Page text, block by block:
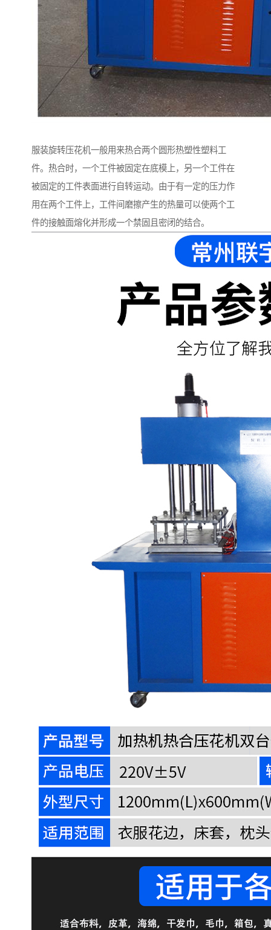
服装旋转压花机一般用来热合两个圆形热塑性塑料工
件。热合时，一个工件被固定在底模上，另一个工件在
被固定的工件表面进行自转运动。由于有一定的压力作
用在两个工件上，工件间磨擦产生的热量可以使两个工
件的接触面熔化并形成一个禁固且密闭的结合。